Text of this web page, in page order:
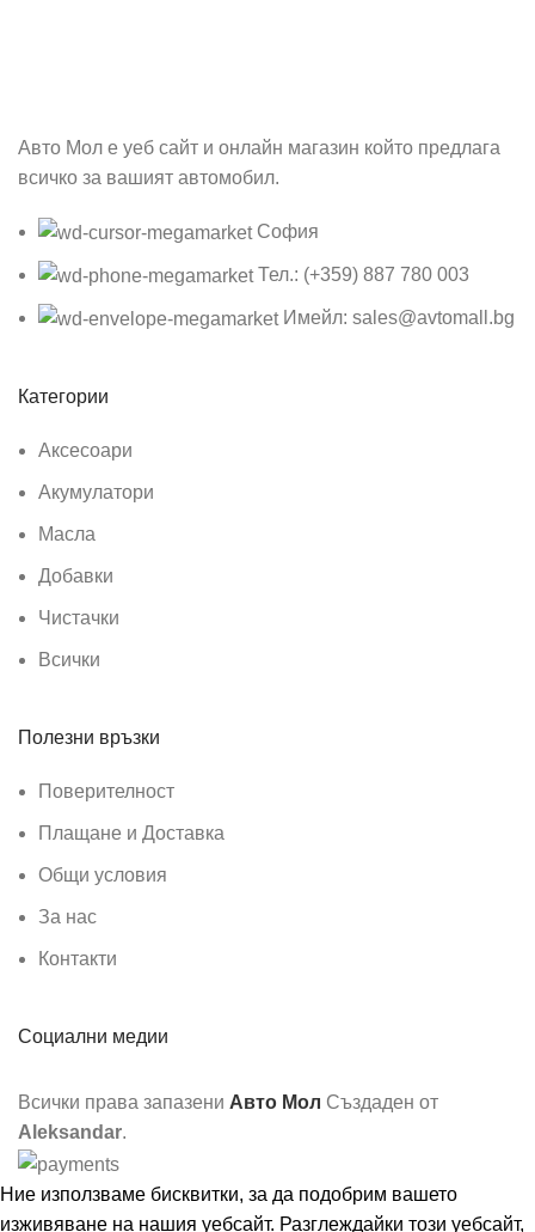
Авто Мол е уеб сайт и онлайн магазин който предлага
всичко за вашият автомобил.
София
Тел.: (+359) 887 780 003
Имейл: sales@avtomall.bg
Категории
Аксесоари
Акумулатори
Масла
Добавки
Чистачки
Всички
Полезни връзки
Поверителност
Плащане и Доставка
Общи условия
За нас
Контакти
Социални медии
Всички права запазени Авто Мол Създаден от
Aleksandar.
Ние използваме бисквитки, за да подобрим вашето
изживяване на нашия уебсайт. Разглеждайки този уебсайт,